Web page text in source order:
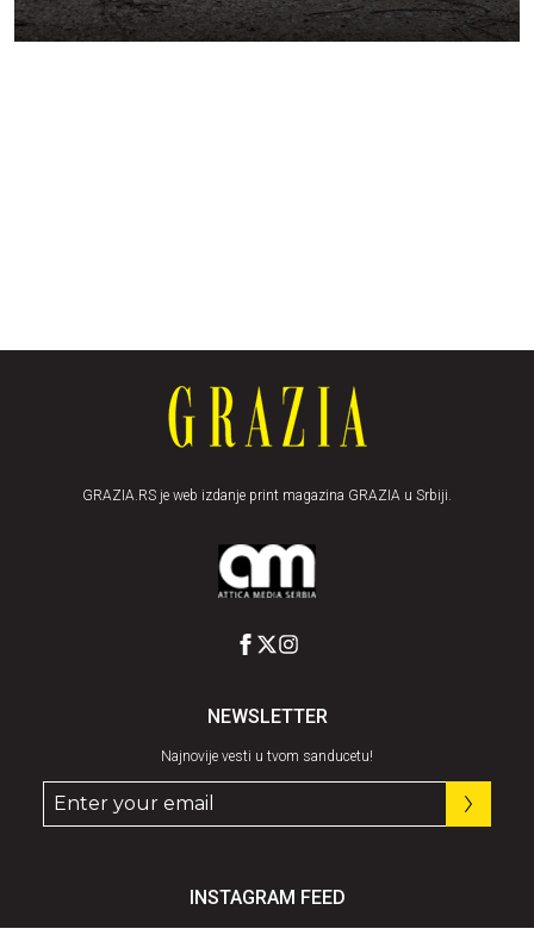
GRAZIA.RS je web izdanje print magazina GRAZIA u Srbiji.
NEWSLETTER
Najnovije vesti u tvom sanducetu!
INSTAGRAM FEED